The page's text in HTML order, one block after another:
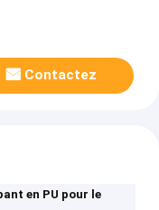
Contactez
en PU pour le